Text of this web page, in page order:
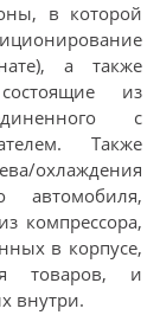
в которой
а также
из
с
Также
охлаждения
автомобиля,
компрессора,
в корпусе,
товаров, и
внутри.